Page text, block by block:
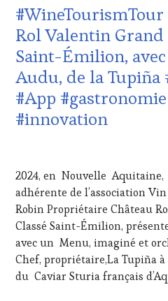
VOUCHER,
WINE
TOURISM
FAME,
TOURISM
TOUR,
WINE
TOURISM
VITICOLE,
ADHÉRENT,
VIN
TOURISME
EDITION
LES
CLÉS
DU
VIN
HAUTE
GASTRONOMIE
FRANÇAISE,
INVITATIONS
DÉGUSTATIONS,
WINE
TASTING,
#WineTourismTour
Rol Valentin Grand
Saint-Émilion,
Audu, de la Tupiña
#App
#innovation
2024
2024, en Nouvelle
adhérente de l’association
Robin Propriétaire Château
Classé Saint-Émilion,
avec un Menu, imaginé et
Chef, propriétaire,La Tupiña à
du Caviar Sturia français